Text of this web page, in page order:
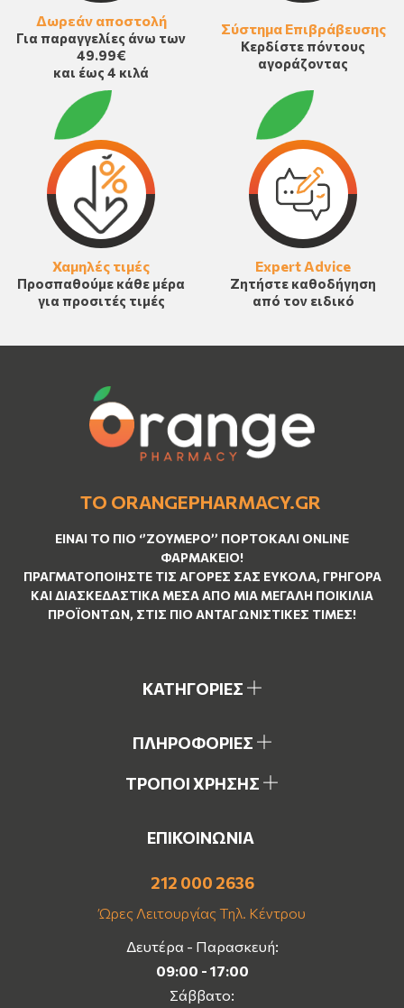
Δωρεάν αποστολή
Για παραγγελίες άνω των
49.99€
και έως 4 κιλά
Σύστημα Επιβράβευσης
Κερδίστε πόντους
αγοράζοντας
Χαμηλές τιμές
Προσπαθούμε κάθε μέρα
για προσιτές τιμές
Expert Advice
Ζητήστε καθοδήγηση
από τον ειδικό
ΤΟ ORANGEPHARMACY.GR
ΕΊΝΑΙ ΤO ΠΙΟ ‘’ΖΟΥΜΕΡΌ’’ ΠΟΡΤΟΚΑΛΊ ΟNLINE
ΦΑΡΜΑΚΕΊΟ!
ΠΡΑΓΜΑΤΟΠΟΙΉΣΤΕ ΤΙΣ ΑΓΟΡΈΣ ΣΑΣ ΕΎΚΟΛΑ, ΓΡΉΓΟΡΑ
ΚΑΙ ΔΙΑΣΚΕΔΑΣΤΙΚΆ ΜΈΣΑ ΑΠΌ ΜΙΑ ΜΕΓΆΛΗ ΠΟΙΚΙΛΊΑ
ΠΡΟΪΌΝΤΩΝ, ΣΤΙΣ ΠΙΟ ΑΝΤΑΓΩΝΙΣΤΙΚΈΣ ΤΙΜΈΣ!
ΚΑΤΗΓΟΡΙΕΣ
ΠΛΗΡΟΦΟΡΙΕΣ
ΤΡΟΠΟΙ ΧΡΗΣΗΣ
ΕΠΙΚΟΙΝΩΝΙΑ
212 000 2636
Ώρες Λειτουργίας Τηλ. Κέντρου
Δευτέρα - Παρασκευή:
09:00 - 17:00
Σάββατο: